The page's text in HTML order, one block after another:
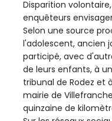
Disparition
enquêteurs
Selon une source
l'adolescent, ancien
participé, avec
de leurs enfants, à
tribunal de Rodez et
mairie de
quinzaine de